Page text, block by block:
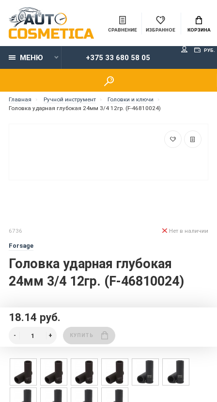
СРАВНЕНИЕ ИЗБРАННОЕ КОРЗИНА
МЕНЮ +375 33 680 58 05
РУБ.
Главная Ручной инструмент
Головки и ключи
Головка ударная глубокая 24мм 3/4 12гр. (F-46810024)
6736
Forsage
Головка ударная глубокая
24мм 3/4 12гр. (F-46810024)
Нет в наличии
18.14 руб.
КУПИТЬ